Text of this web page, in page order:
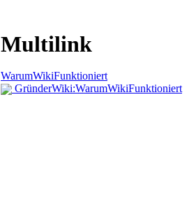
Multilink
WarumWikiFunktioniert
GründerWiki:WarumWikiFunktioniert